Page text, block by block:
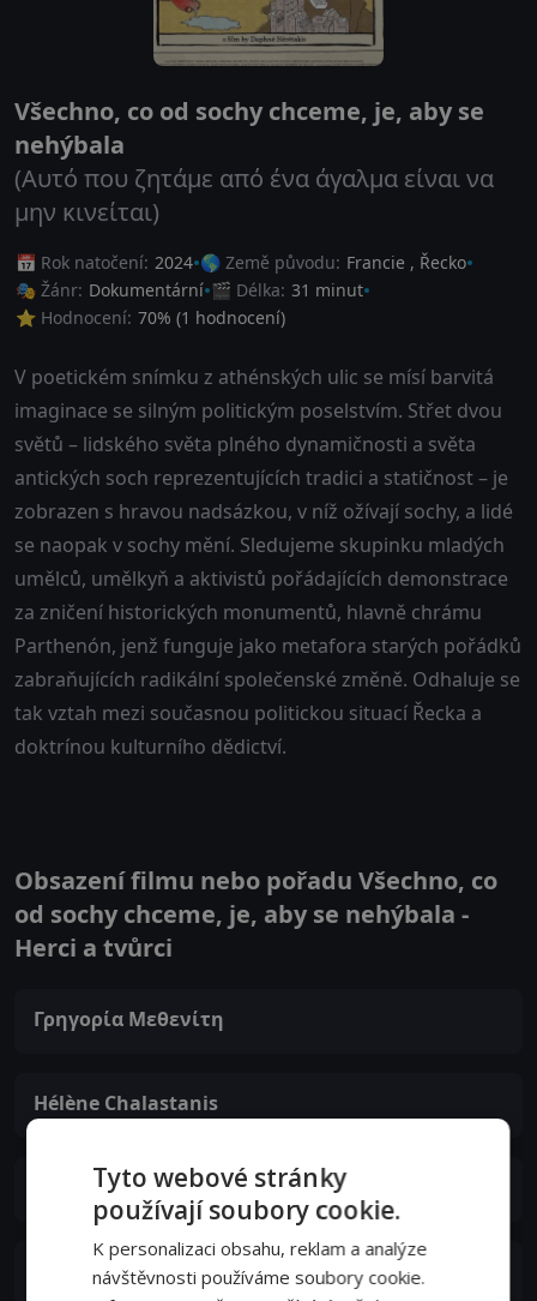
Všechno, co od sochy chceme, je, aby se
nehýbala
(Αυτό που ζητάμε από ένα άγαλμα είναι να
μην κινείται)
📅 Rok natočení: 2024 🌎 Země původu: Francie , Řecko
🎭 Žánr: Dokumentární 🎬 Délka: 31 minut
⭐ Hodnocení: 70% (1 hodnocení)
V poetickém snímku z athénských ulic se mísí barvitá
imaginace se silným politickým poselstvím. Střet dvou
světů – lidského světa plného dynamičnosti a světa
antických soch reprezentujících tradici a statičnost – je
zobrazen s hravou nadsázkou, v níž ožívají sochy, a lidé
se naopak v sochy mění. Sledujeme skupinku mladých
umělců, umělkyň a aktivistů pořádajících demonstrace
za zničení historických monumentů, hlavně chrámu
Parthenón, jenž funguje jako metafora starých pořádků
zabraňujících radikální společenské změně. Odhaluje se
tak vztah mezi současnou politickou situací Řecka a
doktrínou kulturního dědictví.
Obsazení filmu nebo pořadu Všechno, co
od sochy chceme, je, aby se nehýbala -
Herci a tvůrci
Γρηγορία Μεθενίτη
Hélène Chalastanis
Natasa Efstathiadi
Sotiria Hrysovergi
Tyto webové stránky
používají soubory cookie.
K personalizaci obsahu, reklam a analýze
návštěvnosti používáme soubory cookie.